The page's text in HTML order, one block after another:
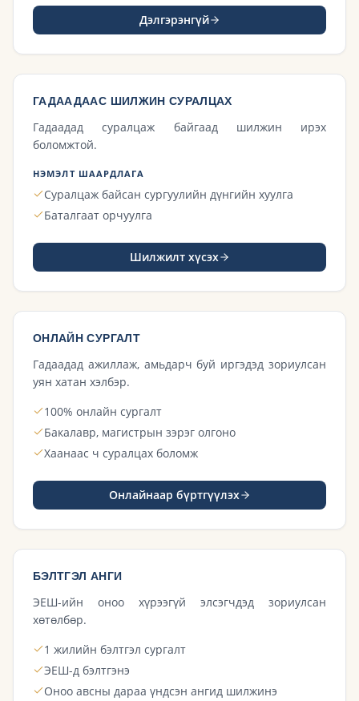
Дэлгэрэнгүй
ГАДААДААС ШИЛЖИН СУРАЛЦАХ
Гадаадад суралцаж байгаад шилжин ирэх
боломжтой.
НЭМЭЛТ ШААРДЛАГА
Суралцаж байсан сургуулийн дүнгийн хуулга
Баталгаат орчуулга
Шилжилт хүсэх
ОНЛАЙН СУРГАЛТ
Гадаадад ажиллаж, амьдарч буй иргэдэд зориулсан
уян хатан хэлбэр.
100% онлайн сургалт
Бакалавр, магистрын зэрэг олгоно
Хаанаас ч суралцах боломж
Онлайнаар бүртгүүлэх
БЭЛТГЭЛ АНГИ
ЭЕШ-ийн оноо хүрээгүй элсэгчдэд зориулсан
хөтөлбөр.
1 жилийн бэлтгэл сургалт
ЭЕШ-д бэлтгэнэ
Оноо авсны дараа үндсэн ангид шилжинэ